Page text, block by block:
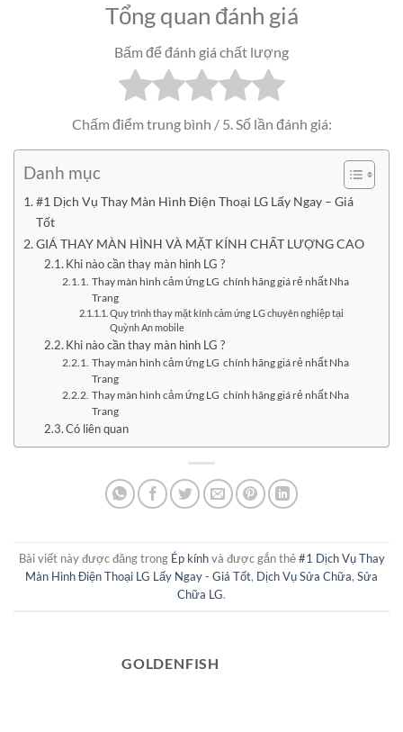
Tổng quan đánh giá
Bấm để đánh giá chất lượng
Chấm điểm trung bình / 5. Số lần đánh giá:
Danh mục
#1 Dịch Vụ Thay Màn Hình Điện Thoại LG Lấy Ngay – Giá
Tốt
GIÁ THAY MÀN HÌNH VÀ MẶT KÍNH CHẤT LƯỢNG CAO
Khi nào cần thay màn hình LG ?
Thay màn hình cảm ứng LG chính hãng giá rẻ nhất Nha
Trang
Quy trình thay mặt kính cảm ứng LG chuyên nghiệp tại
Quỳnh An mobile
Khi nào cần thay màn hình LG ?
Thay màn hình cảm ứng LG chính hãng giá rẻ nhất Nha
Trang
Thay màn hình cảm ứng LG chính hãng giá rẻ nhất Nha
Trang
Có liên quan
Bài viết này được đăng trong Ép kínhvà được gắn thẻ#1 Dịch Vụ Thay
Màn Hình Điện Thoại LG Lấy Ngay - Giá Tốt, Dịch Vụ Sửa Chữa, Sửa
Chữa LG.
GOLDENFISH